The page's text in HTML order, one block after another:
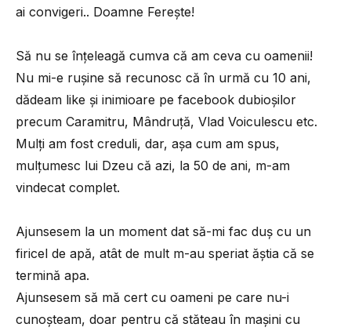
ai convigeri.. Doamne Ferește!
Să nu se înțeleagă cumva că am ceva cu oamenii!
Nu mi-e rușine să recunosc că în urmă cu 10 ani,
dădeam like și inimioare pe facebook dubioșilor
precum Caramitru, Mândruță, Vlad Voiculescu etc.
Mulți am fost creduli, dar, așa cum am spus,
mulțumesc lui Dzeu că azi, la 50 de ani, m-am
vindecat complet.
Ajunsesem la un moment dat să-mi fac duș cu un
firicel de apă, atât de mult m-au speriat ăștia că se
termină apa.
Ajunsesem să mă cert cu oameni pe care nu-i
cunoșteam, doar pentru că stăteau în mașini cu